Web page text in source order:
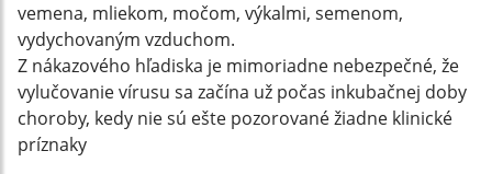
vemena, mliekom, močom, výkalmi, semenom,
vydychovaným vzduchom.
Z nákazového hľadiska je mimoriadne nebezpečné, že
vylučovanie vírusu sa začína už počas inkubačnej doby
choroby, kedy nie sú ešte pozorované žiadne klinické
príznaky